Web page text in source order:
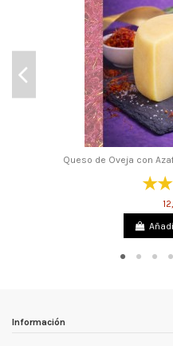
Queso de Oveja con
Información